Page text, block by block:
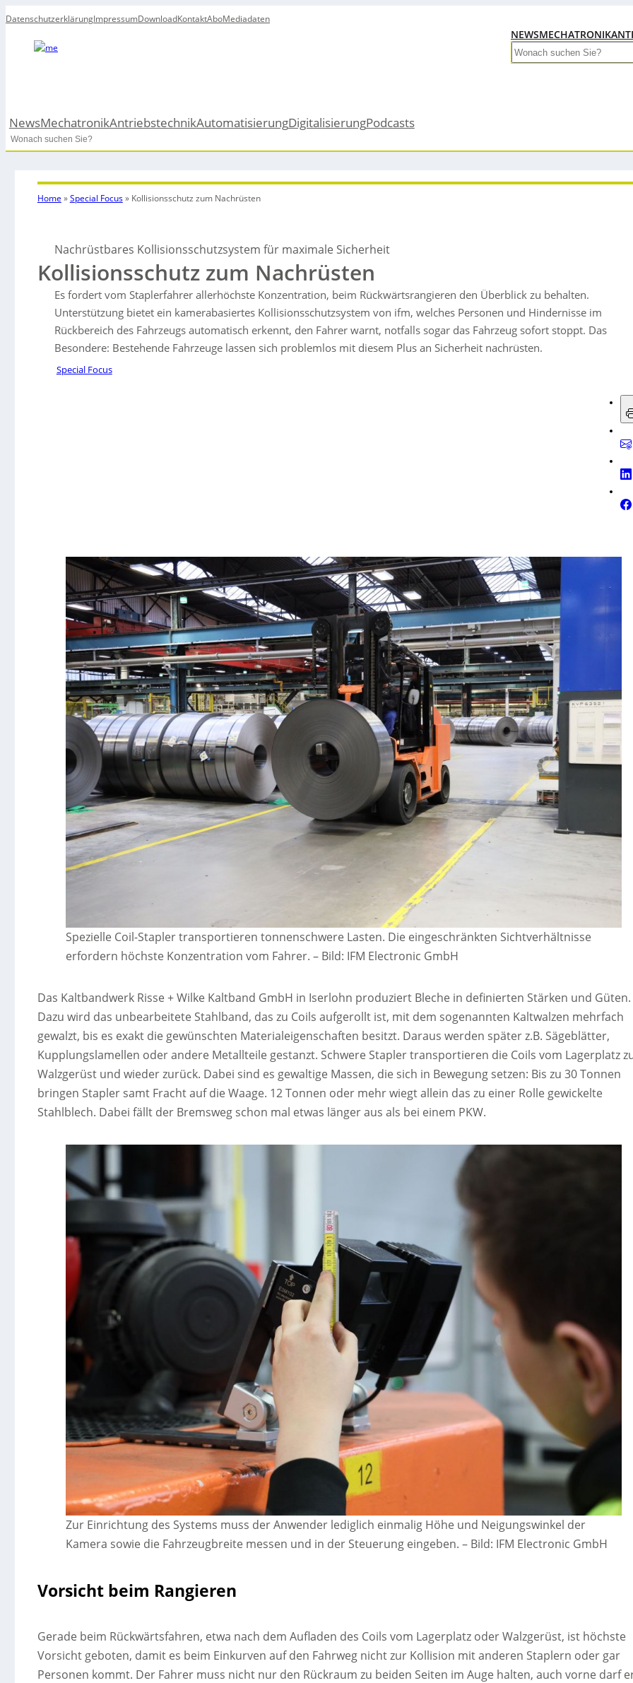
DatenschutzerklärungImpressumDownloadKontaktAboMediadaten
NEWSMECHATRONIK
Search
NewsMechatronikAntriebstechnikAutomatisierungDigitalisierungPodcasts
Search
Home »Special Focus» Kollisionsschutz zum Nachrüsten
Nachrüstbares Kollisionsschutzsystem für maximale Sicherheit
Kollisionsschutz zum Nachrüsten
Es fordert vom Staplerfahrer allerhöchste Konzentration, beim Rückwärtsrangieren den Überblick zu behalten.
Unterstützung bietet ein kamerabasiertes Kollisionsschutzsystem von ifm, welches Personen und Hindernisse im
Rückbereich des Fahrzeugs automatisch erkennt, den Fahrer warnt, notfalls sogar das Fahrzeug sofort stoppt. Das
Besondere: Bestehende Fahrzeuge lassen sich problemlos mit diesem Plus an Sicherheit nachrüsten.
Special Focus
Spezielle Coil-Stapler transportieren tonnenschwere Lasten. Die eingeschränkten Sichtverhältnisse
erfordern höchste Konzentration vom Fahrer. – Bild: IFM Electronic GmbH
Das Kaltbandwerk Risse + Wilke Kaltband GmbH in Iserlohn produziert Bleche in definierten Stärken und Güten.
Dazu wird das unbearbeitete Stahlband, das zu Coils aufgerollt ist, mit dem sogenannten Kaltwalzen mehrfach
gewalzt, bis es exakt die gewünschten Materialeigenschaften besitzt. Daraus werden später z.B. Sägeblätter,
Kupplungslamellen oder andere Metallteile gestanzt. Schwere Stapler transportieren die Coils vom Lagerplatz
Walzgerüst und wieder zurück. Dabei sind es gewaltige Massen, die sich in Bewegung setzen: Bis zu 30 Tonnen
bringen Stapler samt Fracht auf die Waage. 12 Tonnen oder mehr wiegt allein das zu einer Rolle gewickelte
Stahlblech. Dabei fällt der Bremsweg schon mal etwas länger aus als bei einem PKW.
Zur Einrichtung des Systems muss der Anwender lediglich einmalig Höhe und Neigungswinkel der
Kamera sowie die Fahrzeugbreite messen und in der Steuerung eingeben. – Bild: IFM Electronic GmbH
Vorsicht beim Rangieren
Gerade beim Rückwärtsfahren, etwa nach dem Aufladen des Coils vom Lagerplatz oder Walzgerüst, ist höchste
Vorsicht geboten, damit es beim Einkurven auf den Fahrweg nicht zur Kollision mit anderen Staplern oder gar
Personen kommt. Der Fahrer muss nicht nur den Rückraum zu beiden Seiten im Auge halten, auch vorne darf